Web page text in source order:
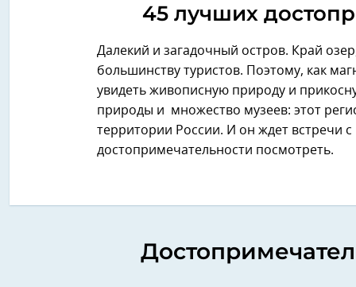
45 лучших
Далекий и загадочный остров. Край
большинству туристов. Поэтому, как
увидеть живописную природу и
природы и множество музеев: этот
территории России. И он ждет встречи
достопримечательности посмотреть.